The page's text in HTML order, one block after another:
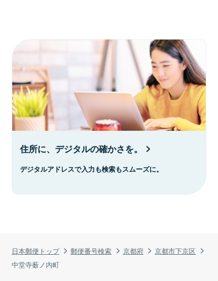
日本郵便トップ 郵便番号検索 京都府
京都市下京区
中堂寺薮ノ内町
住所に、デジタルの確かさを。
デジタルアドレスで入力も検索もスムーズに。